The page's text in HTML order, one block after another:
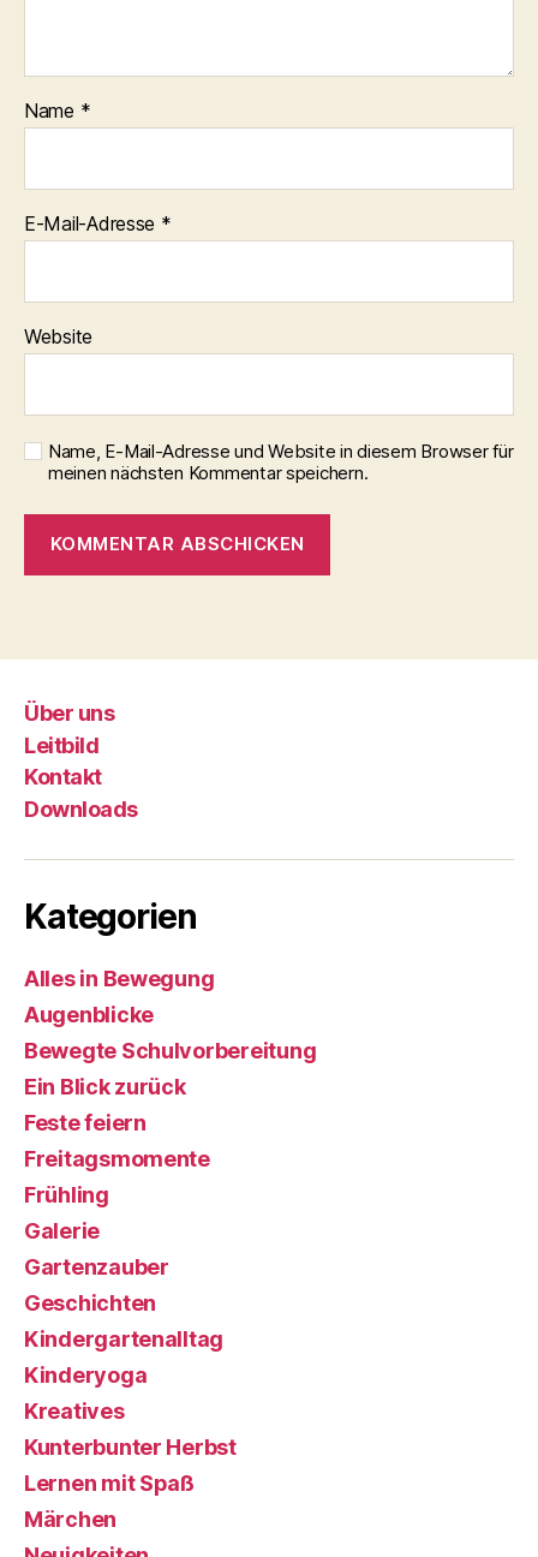
Name *
E-Mail-Adresse *
Website
Name, E-Mail-Adresse und Website in diesem Browser für
meinen nächsten Kommentar speichern.
Über uns
Leitbild
Kontakt
Downloads
Kategorien
Alles in Bewegung
Augenblicke
Bewegte Schulvorbereitung
Ein Blick zurück
Feste feiern
Freitagsmomente
Frühling
Galerie
Gartenzauber
Geschichten
Kindergartenalltag
Kinderyoga
Kreatives
Kunterbunter Herbst
Lernen mit Spaß
Märchen